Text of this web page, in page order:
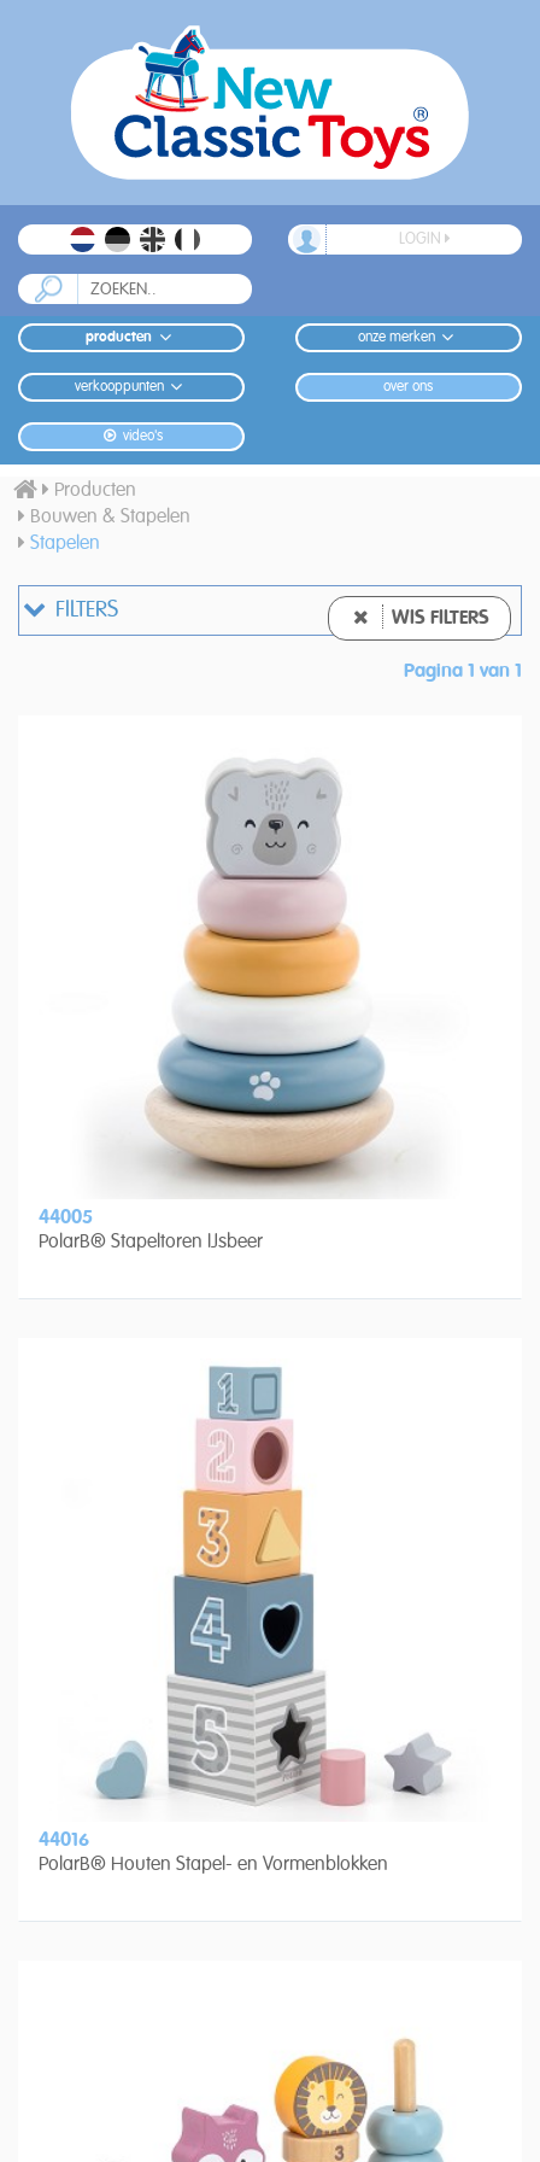
LOGIN
producten onze merken
verkooppunten over ons
video's
Producten
Bouwen & Stapelen
Stapelen
FILTERS WIS FILTERS
Pagina 1 van 1
44005
PolarB® Stapeltoren IJsbeer
44016
PolarB® Houten Stapel- en Vormenblokken